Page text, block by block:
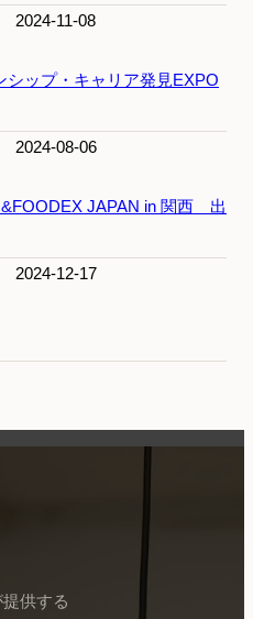
2024-11-08
ップ・キャリア発見EXPO
2024-08-06
JAPAN in 関西 出
2024-12-17
供する